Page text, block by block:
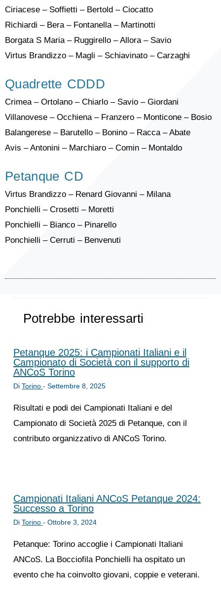
Ciriacese – Soffietti – Bertold – Ciocatto
Richiardi – Bera – Fontanella – Martinotti
Borgata S Maria – Ruggirello – Allora – Savio
Virtus Brandizzo – Magli – Schiavinato – Carzaghi
Quadrette CDDD
Crimea – Ortolano – Chiarlo – Savio – Giordani
Villanovese – Occhiena – Franzero – Monticone – Bosio
Balangerese – Barutello – Bonino – Racca – Abate
Avis – Antonini – Marchiaro – Comin – Montaldo
Petanque CD
Virtus Brandizzo – Renard Giovanni – Milana
Ponchielli – Crosetti – Moretti
Ponchielli – Bianco – Pinarello
Ponchielli – Cerruti – Benvenuti
Potrebbe interessarti
Petanque 2025: i Campionati Italiani e il
Campionato di Società con il supporto di
ANCoS Torino
Di Torino - Settembre 8, 2025
Risultati e podi dei Campionati Italiani e del
Campionato di Società 2025 di Petanque, con il
contributo organizzativo di ANCoS Torino.
Campionati Italiani ANCoS Petanque 2024:
Successo a Torino
Di Torino - Ottobre 3, 2024
Petanque: Torino accoglie i Campionati Italiani
ANCoS. La Bocciofila Ponchielli ha ospitato un
evento che ha coinvolto giovani, coppie e veterani.